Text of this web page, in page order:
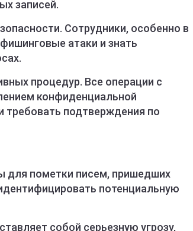
записей.
Сотрудники, особенно в
атаки и знать
процедур. Все операции с
конфиденциальной
подтверждения по
для пометки писем, пришедших
потенциальную
собой серьезную угрозу,